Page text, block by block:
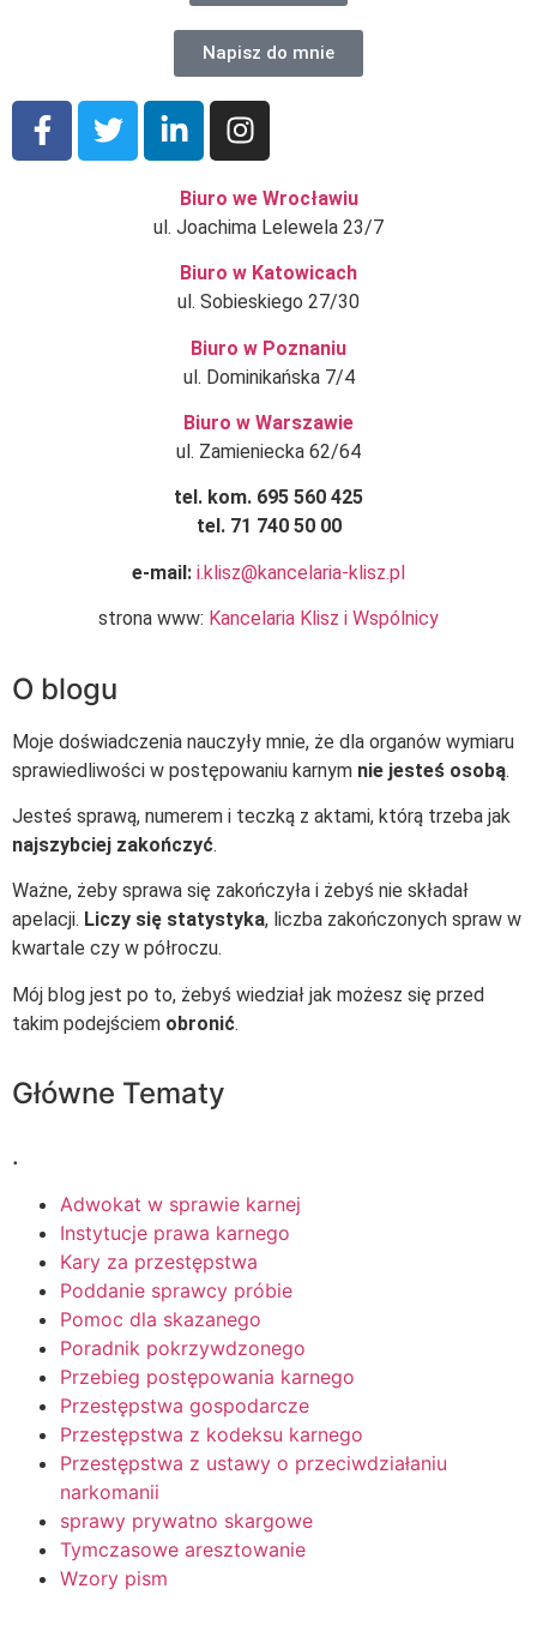
Napisz do mnie
Biuro we Wrocławiu
ul. Joachima Lelewela 23/7
Biuro w Katowicach
ul. Sobieskiego 27/30
Biuro w Poznaniu
ul. Dominikańska 7/4
Biuro w Warszawie
ul. Zamieniecka 62/64
tel. kom. 695 560 425
tel. 71 740 50 00
e-mail: i.klisz@kancelaria-klisz.pl
strona www: Kancelaria Klisz i Wspólnicy
O blogu
Moje doświadczenia nauczyły mnie, że dla organów wymiaru
sprawiedliwości w postępowaniu karnym nie jesteś osobą.
Jesteś sprawą, numerem i teczką z aktami, którą trzeba jak
najszybciej zakończyć.
Ważne, żeby sprawa się zakończyła i żebyś nie składał
apelacji. Liczy się statystyka, liczba zakończonych spraw w
kwartale czy w półroczu.
Mój blog jest po to, żebyś wiedział jak możesz się przed
takim podejściem obronić.
Główne Tematy
.
Adwokat w sprawie karnej
Instytucje prawa karnego
Kary za przestępstwa
Poddanie sprawcy próbie
Pomoc dla skazanego
Poradnik pokrzywdzonego
Przebieg postępowania karnego
Przestępstwa gospodarcze
Przestępstwa z kodeksu karnego
Przestępstwa z ustawy o przeciwdziałaniu
narkomanii
sprawy prywatno skargowe
Tymczasowe aresztowanie
Wzory pism